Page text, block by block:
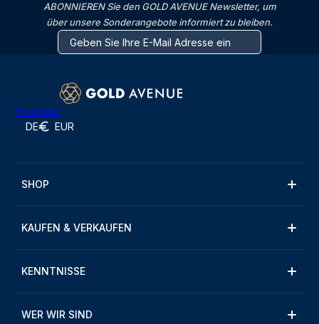
ABONNIEREN Sie den GOLD AVENUE Newsletter, um
über unsere Sonderangebote informiert zu bleiben.
Trustpilot
DE EUR
SHOP
KAUFEN & VERKAUFEN
KENNTNISSE
WER WIR SIND